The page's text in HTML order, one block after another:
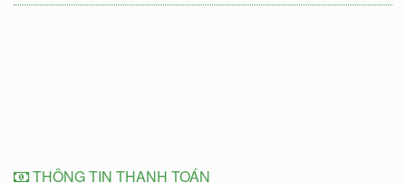
THÔNG TIN THANH TOÁN